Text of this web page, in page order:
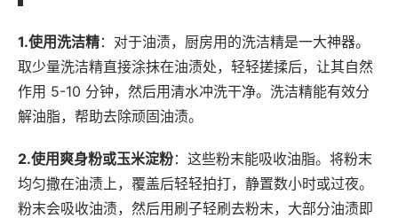
1.使用洗洁精：对于油渍，厨房用的洗洁精是一大神器。
取少量洗洁精直接涂抹在油渍处，轻轻搓揉后，让其自然
作用 5-10 分钟，然后用清水冲洗干净。洗洁精能有效分
解油脂，帮助去除顽固油渍。
2.使用爽身粉或玉米淀粉：这些粉末能吸收油脂。将粉末
均匀撒在油渍上，覆盖后轻轻拍打，静置数小时或过夜。
粉末会吸收油渍，然后用刷子轻刷去粉末，大部分油渍即